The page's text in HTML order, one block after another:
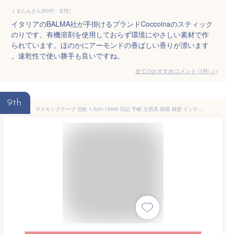
くまたんさん(50代・女性)
イタリアのBALMA社が手掛けるブランドCoccoinaのスティック
のりです。有機溶剤を使用しておらず環境にやさしい素材で作
られています。ほのかにアーモンドの香ばしい香りが漂います
。速乾性で使い勝手も良いですね。
全てのおすすめコメント (1件) >
9th
マスキングテープ 北欧 1.5cm 15mm 日記 手帳 文房具 韓国 雑貨 インテリア 可愛い おしゃれ ギフト デザイン文具 韓国語 ハングル マリメッコ プレゼント包装 ラッピング デコ